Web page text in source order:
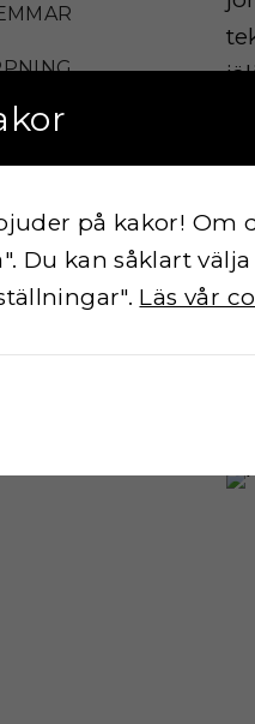
på kakor! Om
Du kan såklart
Läs vår